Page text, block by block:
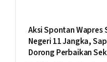
Aksi Spontan Wapres
Negeri 11 Jangka,
Dorong Perbaikan